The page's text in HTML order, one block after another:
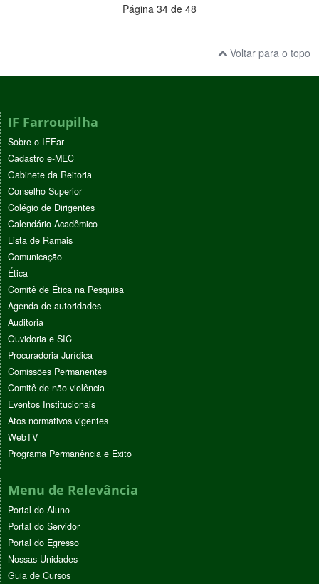
Página 34 de 48
Voltar para o topo
IF Farroupilha
Sobre o IFFar
Cadastro e-MEC
Gabinete da Reitoria
Conselho Superior
Colégio de Dirigentes
Calendário Acadêmico
Lista de Ramais
Comunicação
Ética
Comitê de Ética na Pesquisa
Agenda de autoridades
Auditoria
Ouvidoria e SIC
Procuradoria Jurídica
Comissões Permanentes
Comitê de não violência
Eventos Institucionais
Atos normativos vigentes
WebTV
Programa Permanência e Êxito
Menu de Relevância
Portal do Aluno
Portal do Servidor
Portal do Egresso
Nossas Unidades
Guia de Cursos